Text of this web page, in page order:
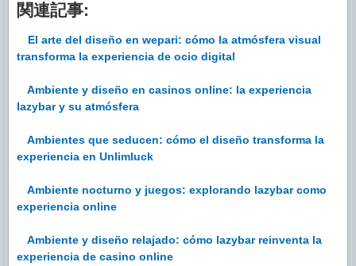
関連記事:
El arte del diseño en wepari: cómo la atmósfera visual
transforma la experiencia de ocio digital
Ambiente y diseño en casinos online: la experiencia
lazybar y su atmósfera
Ambientes que seducen: cómo el diseño transforma la
experiencia en Unlimluck
Ambiente nocturno y juegos: explorando lazybar como
experiencia online
Ambiente y diseño relajado: cómo lazybar reinventa la
experiencia de casino online